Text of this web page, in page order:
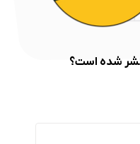
شده است؟